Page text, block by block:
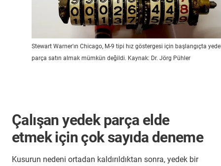
Stewart Warner'ın Chicago, M-9 tipi hız göstergesi için başlangıçta
parça satın almak mümkün değildi. Kaynak: Dr. Jörg Pühler
Çalışan yedek parça elde
etmek için çok sayıda deneme
Kusurun nedeni ortadan kaldırıldıktan sonra, yedek bir